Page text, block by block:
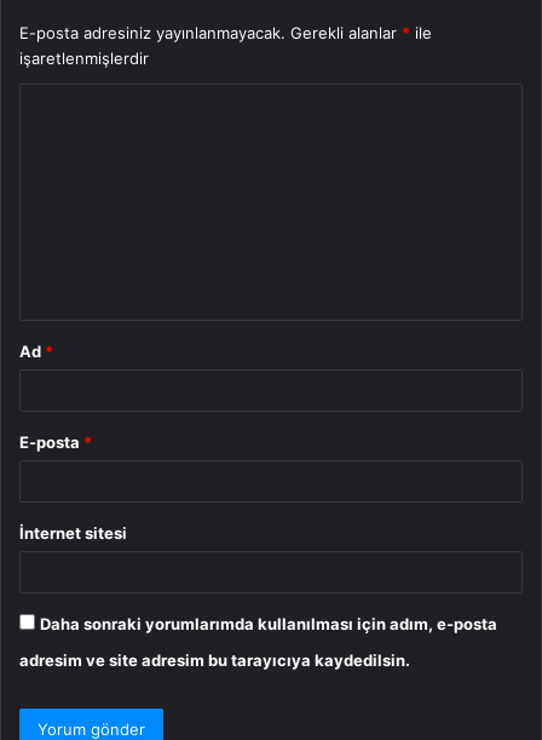
E-posta adresiniz yayınlanmayacak. Gerekli alanlar * ile
işaretlenmişlerdir
Ad *
E-posta *
İnternet sitesi
Daha sonraki yorumlarımda kullanılması için adım, e-posta
adresim ve site adresim bu tarayıcıya kaydedilsin.